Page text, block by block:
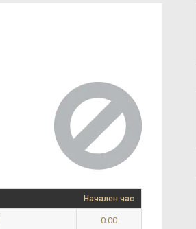
Начален час
0:00